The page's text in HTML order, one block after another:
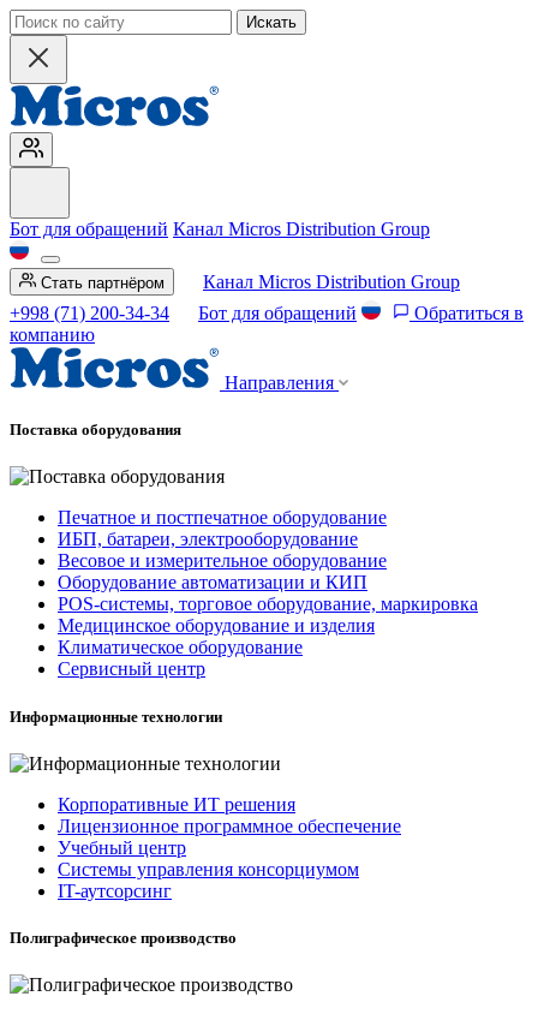
Искать
Бот для обращений Канал Micros Distribution Group
Стать партнёром
Канал Micros Distribution Group
+998 (71) 200-34-34
Бот для обращений
Обратиться в
компанию
Направления
Поставка оборудования
Печатное и постпечатное оборудование
ИБП, батареи, электрооборудование
Весовое и измерительное оборудование
Оборудование автоматизации и КИП
POS-системы, торговое оборудование, маркировка
Медицинское оборудование и изделия
Климатическое оборудование
Сервисный центр
Информационные технологии
Корпоративные ИТ решения
Лицензионное программное обеспечение
Учебный центр
Системы управления консорциумом
IT-аутсорсинг
Полиграфическое производство